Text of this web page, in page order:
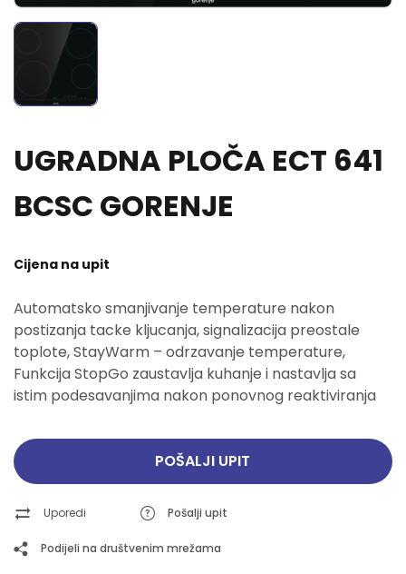
UGRADNA PLOČA ECT 641
BCSC GORENJE
Cijena na upit
Automatsko smanjivanje temperature nakon
postizanja tacke kljucanja, signalizacija preostale
toplote, StayWarm – odrzavanje temperature,
Funkcija StopGo zaustavlja kuhanje i nastavlja sa
istim podesavanjima nakon ponovnog reaktiviranja
POŠALJI UPIT
Uporedi Pošalji upit
Podijeli na društvenim mrežama